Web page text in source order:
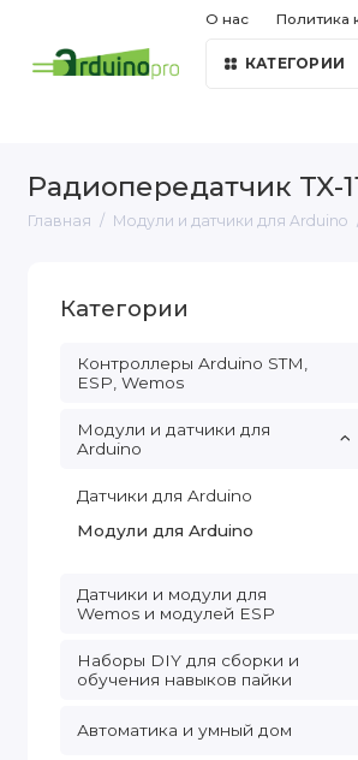
О нас Политика
КАТЕГОРИИ
Радиопередатчик TX-
Главная Модули и датчики для Arduino
Категории
Контроллеры Arduino STM,
ESP, Wemos
Модули и датчики для
Arduino
Датчики для Arduino
Модули для Arduino
Датчики и модули для
Wemos и модулей ESP
Наборы DIY для сборки и
обучения навыков пайки
Автоматика и умный дом